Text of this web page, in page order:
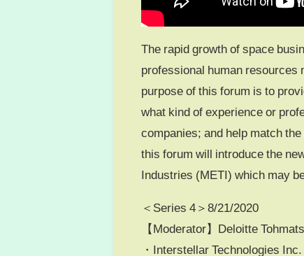
The rapid growth of space
professional human resources
purpose of this forum is to
what kind of experience or
companies; and help match
this forum will introduce the
Industries (METI) which may
＜Series 4＞8/21/2020
【Moderator】Deloitte
・Interstellar Technologies